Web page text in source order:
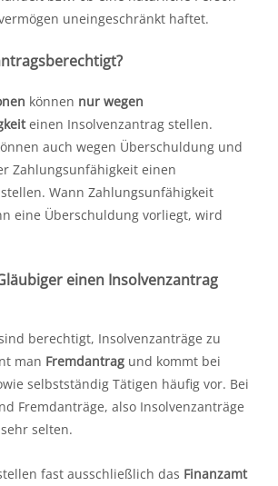
uneingeschränkt haftet.
können nur wegen
einen Insolvenzantrag stellen.
auch wegen Überschuldung und
Zahlungsunfähigkeit einen
Wann Zahlungsunfähigkeit
eine Überschuldung vorliegt, wird
einen Insolvenzantrag
berechtigt, Insolvenzanträge zu
man Fremdantrag und kommt bei
selbstständig Tätigen häufig vor. Bei
Fremdanträge, also Insolvenzanträge
selten.
fast ausschließlich das Finanzamt